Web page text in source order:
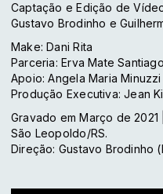
Captação e Edição de
Gustavo Brodinho e
Make: Dani Rita
Parceria: Erva Mate Santiago
Apoio: Angela Maria Minuzzi
Produção Executiva: Jean
Gravado em Março de 2021
São Leopoldo/RS.
Direção: Gustavo Brodinho